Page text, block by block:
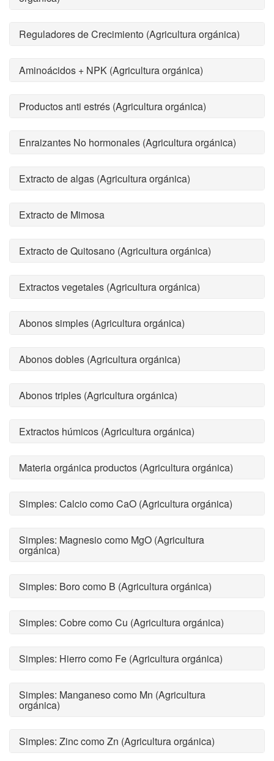
Reguladores de Crecimiento (Agricultura orgánica)
Aminoácidos + NPK (Agricultura orgánica)
Productos anti estrés (Agricultura orgánica)
Enraizantes No hormonales (Agricultura orgánica)
Extracto de algas (Agricultura orgánica)
Extracto de Mimosa
Extracto de Quitosano (Agricultura orgánica)
Extractos vegetales (Agricultura orgánica)
Abonos simples (Agricultura orgánica)
Abonos dobles (Agricultura orgánica)
Abonos triples (Agricultura orgánica)
Extractos húmicos (Agricultura orgánica)
Materia orgánica productos (Agricultura orgánica)
Simples: Calcio como CaO (Agricultura orgánica)
Simples: Magnesio como MgO (Agricultura
orgánica)
Simples: Boro como B (Agricultura orgánica)
Simples: Cobre como Cu (Agricultura orgánica)
Simples: Hierro como Fe (Agricultura orgánica)
Simples: Manganeso como Mn (Agricultura
orgánica)
Simples: Zinc como Zn (Agricultura orgánica)